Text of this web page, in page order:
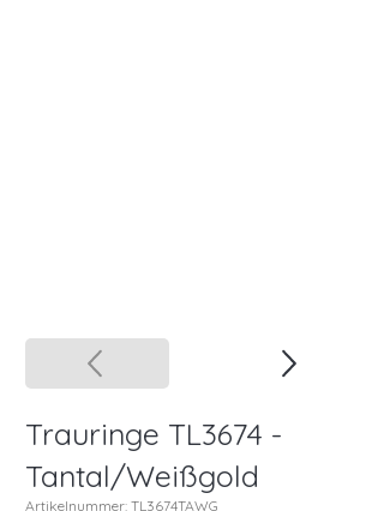
Trauringe TL3674 -
Tantal/Weißgold
Artikelnummer: TL3674TAWG